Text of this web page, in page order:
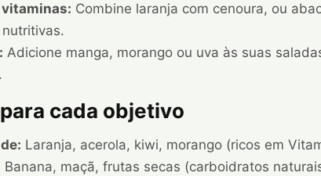
vitaminas: Combine laranja com cenoura, ou
Adicione manga, morango ou uva às suas
cada objetivo
Laranja, acerola, kiwi, morango (ricos em
Banana, maçã, frutas secas (carboidratos